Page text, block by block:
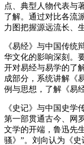
点、典型人物代表与
了解。通过对比各流
力图把握源远流长、
《易经》与中国传统
华文化的影响深刻。
开对易经与易学的了
成部分，系统讲解《
例与思想，了解《易
《史记》与中国史学
第一部贯通古今、网
文学的开端，鲁迅先
骚》”。刘向认为《